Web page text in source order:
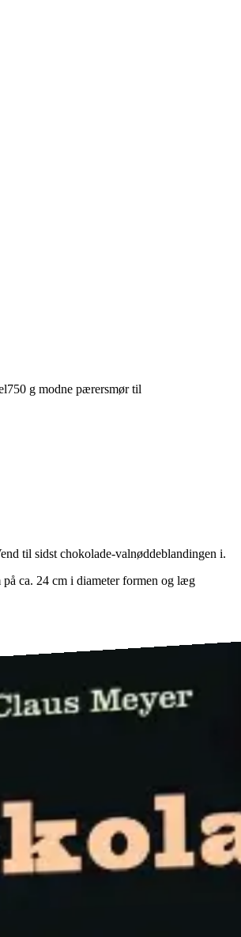
750 g modne pærersmør til
til sidst chokolade-valnøddeblandingen i.
ca. 24 cm i diameter formen og læg